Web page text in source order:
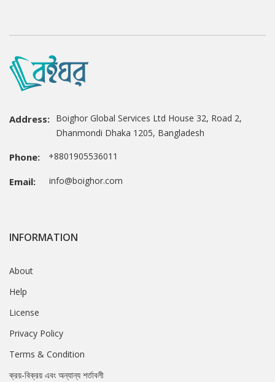
Address: Boighor Global Services Ltd House 32, Road 2,
Dhanmondi Dhaka 1205, Bangladesh
Phone: +8801905536011
Email: info@boighor.com
INFORMATION
About
Help
License
Privacy Policy
Terms & Condition
ক্রয়-বিক্রয় এবং অন্যান্য শর্তাবলী